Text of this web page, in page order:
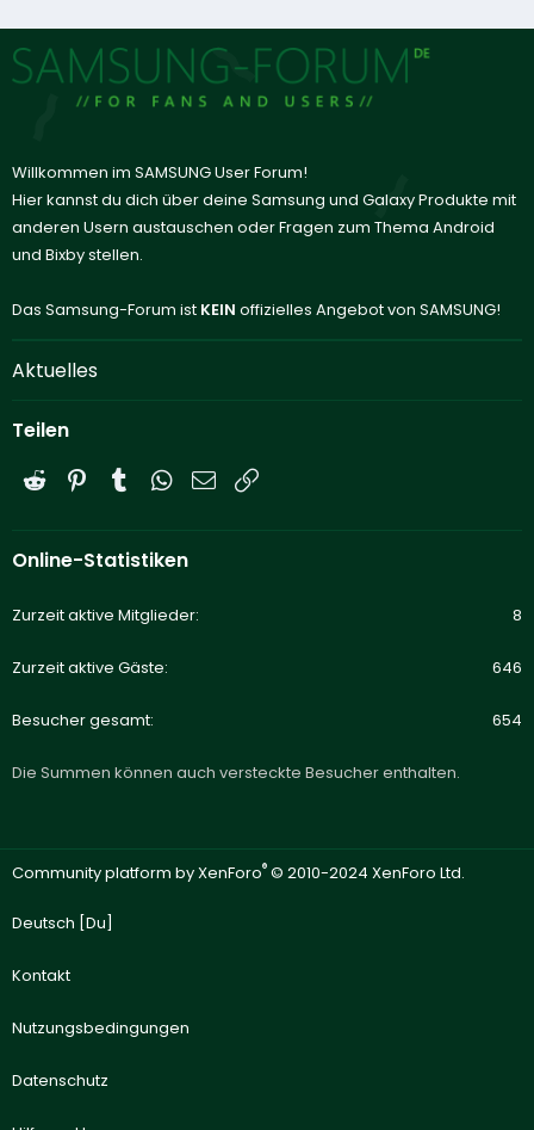
Willkommen im SAMSUNG User Forum!
Hier kannst du dich über deine Samsung und Galaxy Produkte mit
anderen Usern austauschen oder Fragen zum Thema Android
und Bixby stellen.
Das Samsung-Forum ist KEIN offizielles Angebot von SAMSUNG!
Aktuelles
Teilen
Reddit PinterestTumblrWhatsApp
E-Mail
Online-Statistiken
Zurzeit aktive Mitglieder 8
Zurzeit aktive Gäste 646
Besucher gesamt 654
Die Summen können auch versteckte Besucher enthalten.
Community platform by XenForo® © 2010-2024 XenForo Ltd.
Deutsch [Du]
Kontakt
Nutzungsbedingungen
Datenschutz